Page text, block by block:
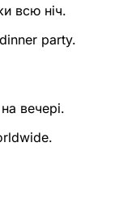
всю ніч.
party.
вечері.